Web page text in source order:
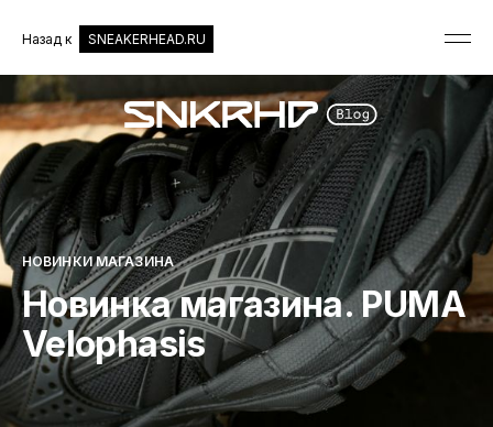
Назад к SNEAKERHEAD.RU
НОВИНКИ МАГАЗИНА
Новинка магазина. PUMA
Velophasis